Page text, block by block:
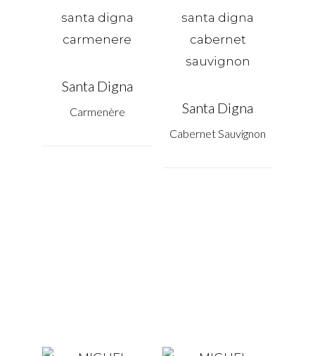
Santa Digna
Carmenère Santa Digna
Cabernet Sauvignon